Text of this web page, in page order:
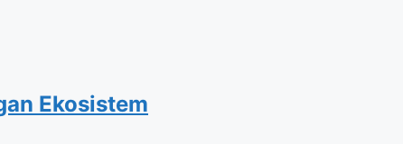
Ekosistem